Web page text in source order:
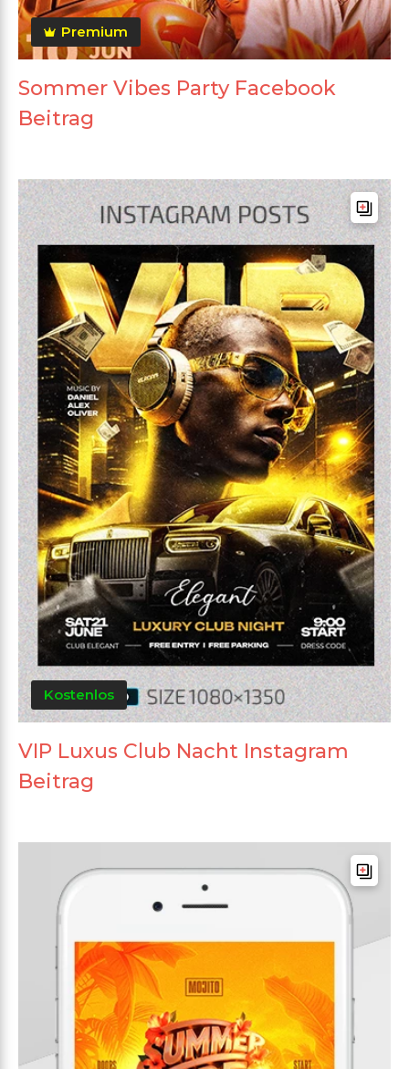
Premium
Sommer Vibes Party Facebook
Beitrag
Kostenlos
VIP Luxus Club Nacht Instagram
Beitrag